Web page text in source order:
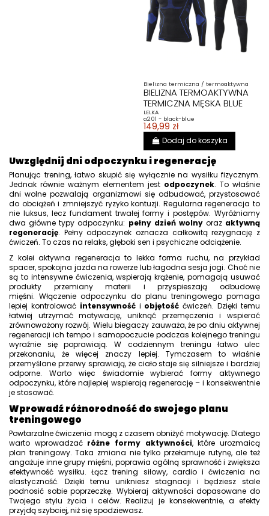
Bielizna termiczna / termoaktywna
BIELIZNA TERMOAKTYWNA
TERMICZNA MĘSKA BLUE
LELKA
a201 - black-blue
149,99 zł
Dodaj do koszyka
Uwzględnij dni odpoczynku i regenerację
Planując trening, łatwo skupić się wyłącznie na wysiłku fizycznym.
Jednak równie ważnym elementem jest odpoczynek. To właśnie
dni wolne pozwalają organizmowi się odbudować, przystosować
do obciążeń i zmniejszyć ryzyko kontuzji. Regularna regeneracja to
nie luksus, lecz fundament trwałej formy i postępów. Wyróżniamy
dwa główne typy odpoczynku: pełny dzień wolnyoraz aktywną
regenerację. Pełny odpoczynek oznacza całkowitą rezygnację z
ćwiczeń. To czas na relaks, głęboki sen i psychiczne odciążenie.
Z kolei aktywna regeneracja to lekka forma ruchu, na przykład
spacer, spokojna jazda na rowerze lub łagodna sesja jogi. Choć nie
są to intensywne ćwiczenia, wspierają krążenie, pomagają usuwać
produkty przemiany materii i przyspieszają odbudowę
mięśni. Włączenie odpoczynku do planu treningowego pomaga
lepiej kontrolować intensywnośći objętość ćwiczeń. Dzięki temu
łatwiej utrzymać motywację, uniknąć przemęczenia i wspierać
zrównoważony rozwój. Wielu biegaczy zauważa, że po dniu aktywnej
regeneracji ich tempo i samopoczucie podczas kolejnego treningu
wyraźnie się poprawiają. W codziennym treningu łatwo ulec
przekonaniu, że więcej znaczy lepiej. Tymczasem to właśnie
przemyślane przerwy sprawiają, że ciało staje się silniejsze i bardziej
odporne. Warto więc świadomie wybierać formy aktywnego
odpoczynku, które najlepiej wspierają regenerację – i konsekwentnie
je stosować.
Wprowadź różnorodność do swojego planu
treningowego
Powtarzalne ćwiczenia mogą z czasem obniżyć motywację. Dlatego
warto wprowadzać różne formy aktywności, które urozmaicą
plan treningowy. Taka zmiana nie tylko przełamuje rutynę, ale też
angażuje inne grupy mięśni, poprawia ogólną sprawność i zwiększa
efektywność wysiłku. Łącz trening siłowy, cardio i ćwiczenia na
elastyczność. Dzięki temu unikniesz stagnacji i będziesz stale
podnosić sobie poprzeczkę. Wybieraj aktywności dopasowane do
Twojego stylu życia i celów. Realizuj je konsekwentnie, a efekty
przyjdą szybciej, niż się spodziewasz.